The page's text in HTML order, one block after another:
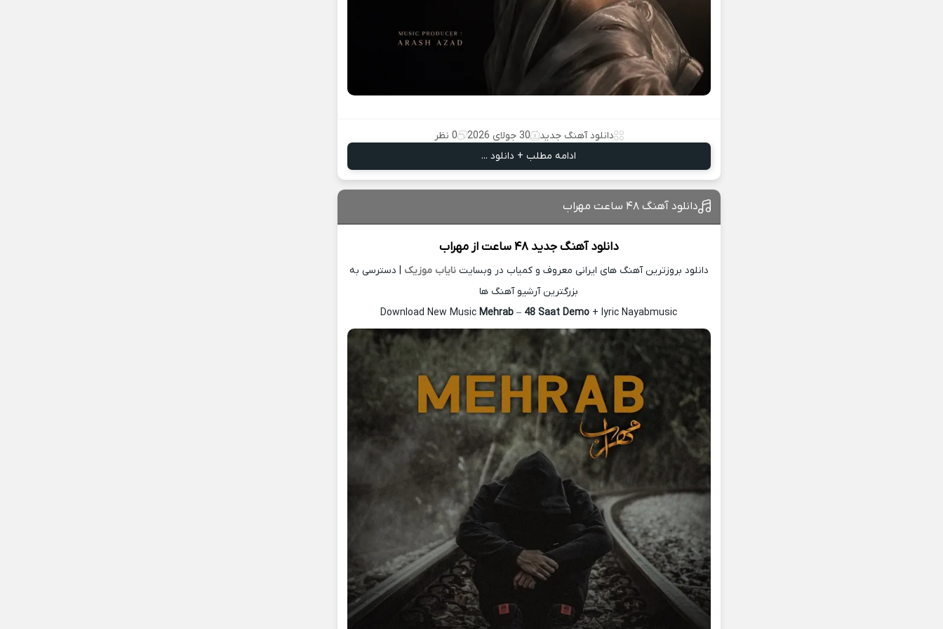
دانلود آهنگ جدید 30 جولای 2026
0 نظر
ادامه مطلب + دانلود ...
دانلود آهنگ ۴۸ ساعت مهراب
دانلود آهنگ جدید ۴۸ ساعت از مهراب
دانلود بروزترین آهنگ های ایرانی معروف و کمیاب در وبسایتنایاب موزیک | دسترسی به
بزرگترین آرشیو آهنگ ها
Download New MusicMehrab – 48 Saat Demo + lyric Nayabmusic